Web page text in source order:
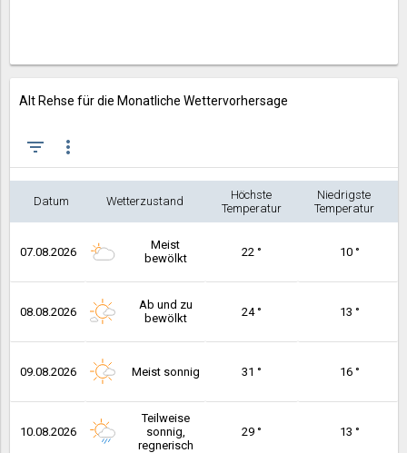
Alt Rehse für die Monatliche Wettervorhersage
filter_list more_vert
Datum Wetterzustand
Höchste
Temperatur
Niedrigste
Temperatur
07.08.2026
Meist
bewölkt
22 ° 10 °
08.08.2026
Ab und zu
bewölkt
24 ° 13 °
09.08.2026 Meist sonnig 31 ° 16 °
10.08.2026
Teilweise
sonnig,
regnerisch
29 ° 13 °